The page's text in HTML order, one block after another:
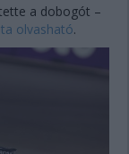
a dobogót –
olvasható.